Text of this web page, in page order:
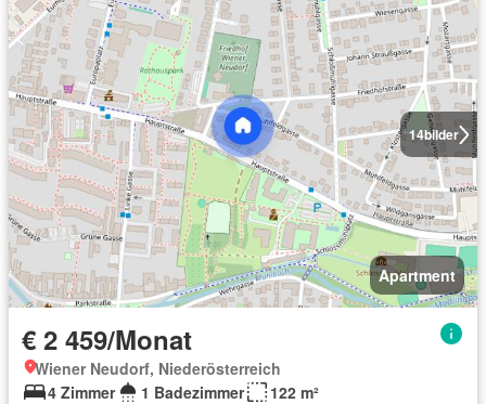
14bilder
Apartment
€ 2 459/Monat
Wiener Neudorf, Niederösterreich
4 Zimmer
1 Badezimmer
122 m²